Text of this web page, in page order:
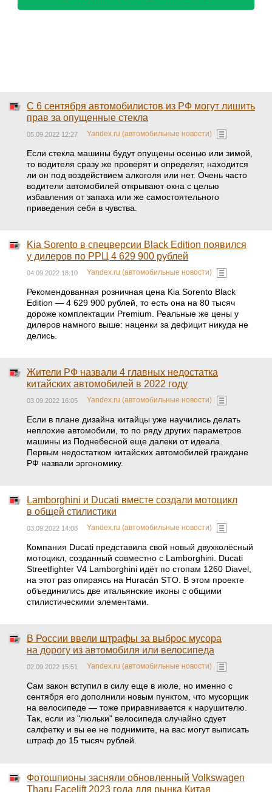
С 6 сентября автомобилистов из РФ могут лишить
прав за опущенные стекла
05.09.2022 12:27 Yandex.ru (автомобильные новости)
Если стекла машины будут опущены осенью или зимой,
то водителя сразу же проверят и определят, находится
ли он под воздействием алкоголя или нет. Очень часто
водители автомобилей открывают окна с целью
избавления от запаха или же самостоятельного
приведения себя в чувства.
Kia Sorento в спецверсии Black Edition появился
у дилеров по РРЦ 4 629 900 рублей
04.09.2022 18:10 Yandex.ru (автомобильные новости)
Рекомендованная розничная цена Kia Sorento Black
Edition — 4 629 900 рублей, то есть она на 80 тысяч
дороже комплектации Premium. Реальные же цены у
дилеров намного выше: наценки за дефицит никуда не
делись.
Жители РФ назвали 4 главных недостатка
китайских автомобилей в 2022 году
03.09.2022 16:05 Yandex.ru (автомобильные новости)
Если в плане дизайна китайцы уже научились делать
неплохие автомобили, то по ряду других параметров
машины из Поднебесной еще далеки от идеала.
Первым недостатком китайских автомобилей граждане
РФ назвали эргономику.
Lamborghini и Ducati вместе создали мотоцикл
в общей стилистики
03.09.2022 14:08 Yandex.ru (автомобильные новости)
Компания Ducati представила свой новый двухколёсный
мотоцикл, созданный совместно с Lamborghini. Ducati
Streetfighter V4 Lamborghini идёт по стопам 1260 Diavel,
на этот раз опираясь на Huracán STO. В этом проекте
объединились две итальянские иконы с общими
стилистическими элементами.
В России ввели штрафы за выброс мусора
на дорогу из автомобиля или велосипеда
02.09.2022 15:51 Yandex.ru (автомобильные новости)
Сам закон вступил в силу еще в июле, но именно с
сентября его дополнили новым пунктом, что мусорщик
на велосипеде — тоже приравнивается к нарушителю.
Так, если из "люльки" велосипеда случайно сдует
салфетку и вы ее не поднимите, на вас могут выписать
штраф до 15 тысяч рублей.
Фотошпионы засняли обновленный Volkswagen
Tharu Facelift 2023 года для рынка Китая